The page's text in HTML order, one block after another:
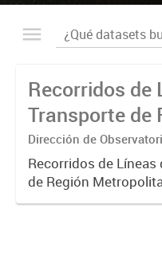
Recorridos de
Transporte de
Metropolitana
Buenos Aires
Dirección de
Transporte, Estudio y
Recorridos de Líneas
de Región
Aires (RMBA).-